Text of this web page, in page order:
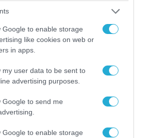
Google to enable storage
like cookies on web or
in apps.
my user data to be sent to
advertising purposes.
Google to send me
Google to enable storage
του Πανελλήνιου Σωματείου
την δημοσιογράφο του OPEN
φωτιά